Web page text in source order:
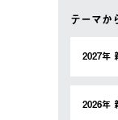
テーマか
2027年
2026年